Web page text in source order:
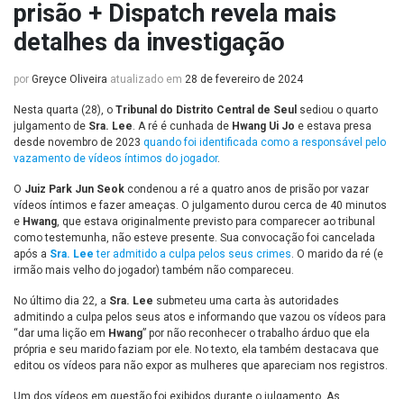
prisão + Dispatch revela mais
detalhes da investigação
por Greyce Oliveira atualizado em 28 de fevereiro de 2024
Nesta quarta (28), o Tribunal do Distrito Central de Seul sediou o quarto
julgamento de Sra. Lee. A ré é cunhada de Hwang Ui Jo e estava presa
desde novembro de 2023 quando foi identificada como a responsável pelo
vazamento de vídeos íntimos do jogador.
O Juiz Park Jun Seok condenou a ré a quatro anos de prisão por vazar
vídeos íntimos e fazer ameaças. O julgamento durou cerca de 40 minutos
e Hwang, que estava originalmente previsto para comparecer ao tribunal
como testemunha, não esteve presente. Sua convocação foi cancelada
após a Sra. Lee ter admitido a culpa pelos seus crimes. O marido da ré (e
irmão mais velho do jogador) também não compareceu.
No último dia 22, a Sra. Lee submeteu uma carta às autoridades
admitindo a culpa pelos seus atos e informando que vazou os vídeos para
“dar uma lição em Hwang” por não reconhecer o trabalho árduo que ela
própria e seu marido faziam por ele. No texto, ela também destacava que
editou os vídeos para não expor as mulheres que apareciam nos registros.
Um dos vídeos em questão foi exibidos durante o julgamento. As